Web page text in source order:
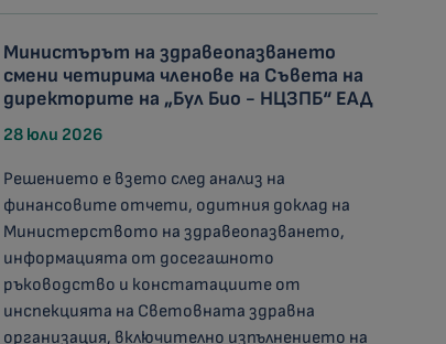
Министърът на здравеопазването
смени четирима членове на Съвета на
директорите на „Бул Био - НЦЗПБ“ ЕАД
28 юли 2026
Решението е взето след анализ на
финансовите отчети, одитния доклад на
Министерството на здравеопазването,
информацията от досегашното
ръководство и констатациите от
инспекцията на Световната здравна
организация, включително изпълнението на